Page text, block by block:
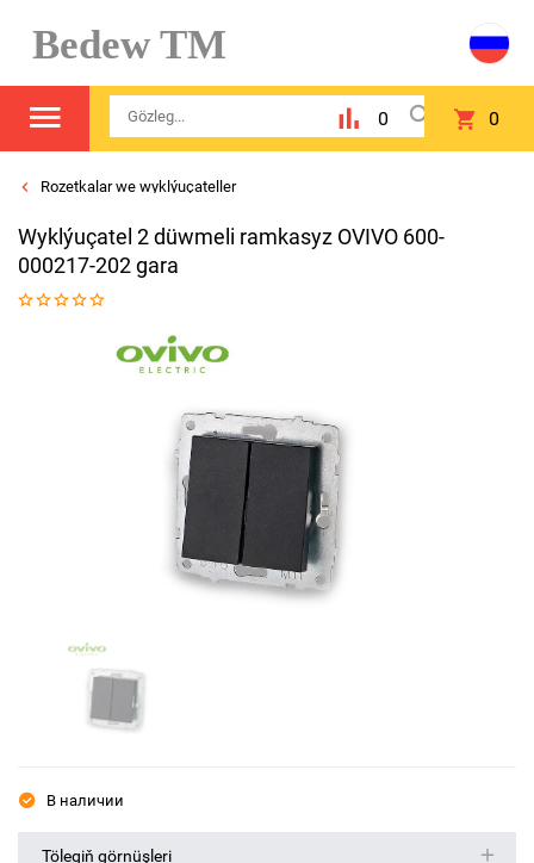
Bedew TM
0 0
Rozetkalar we wyklýuçateller
Wyklýuçatel 2 düwmeli ramkasyz OVIVO 600-
000217-202 gara
В наличии
Tölegiň görnüşleri